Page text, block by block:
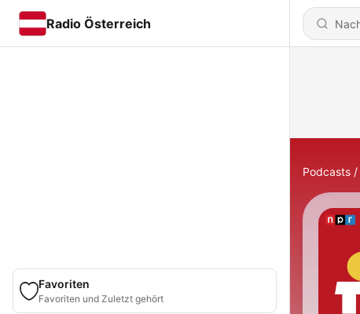
Radio Österreich
Favoriten
Favoriten und Zuletzt gehört
Podcasts